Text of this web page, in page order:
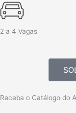
2 a 4 Vagas
Receba o Catálogo do